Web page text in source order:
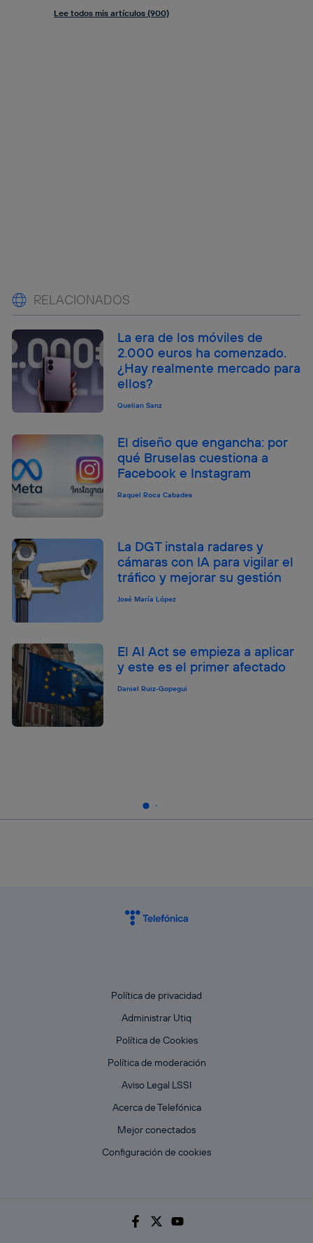
Lee todos mis artículos (900)
RELACIONADOS
La era de los móviles de
2.000 euros ha comenzado.
¿Hay realmente mercado para
ellos?
Quelian Sanz
El diseño que engancha: por
qué Bruselas cuestiona a
Facebook e Instagram
Raquel Roca Cabades
La DGT instala radares y
cámaras con IA para vigilar el
tráfico y mejorar su gestión
José María López
El AI Act se empieza a aplicar
y este es el primer afectado
Daniel Ruiz-Gopegui
Política de privacidad
Administrar Utiq
Política de Cookies
Política de moderación
Aviso Legal LSSI
Acerca de Telefónica
Mejor conectados
Configuración de cookies